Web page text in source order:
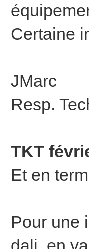
Certaine
JMarc
Resp.
TKT
Et en
Pour une
dali, en